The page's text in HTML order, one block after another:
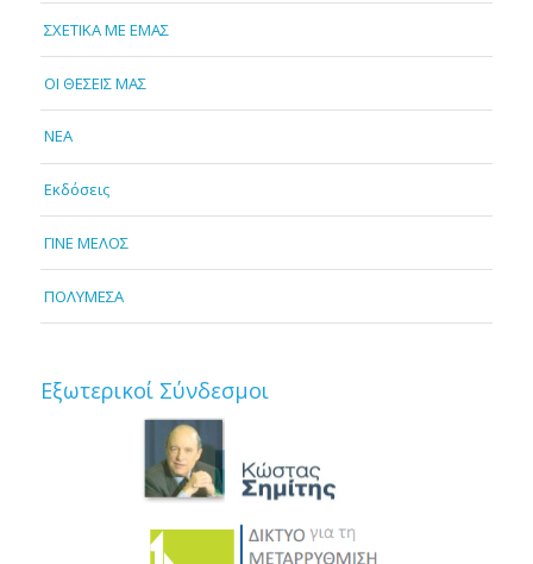
ΣΧΕΤΙΚΑ ΜΕ ΕΜΑΣ
OI ΘΕΣΕΙΣ ΜΑΣ
NEA
Εκδόσεις
ΓΙΝΕ ΜΕΛΟΣ
ΠΟΛΥΜΕΣΑ
Εξωτερικοί Σύνδεσμοι